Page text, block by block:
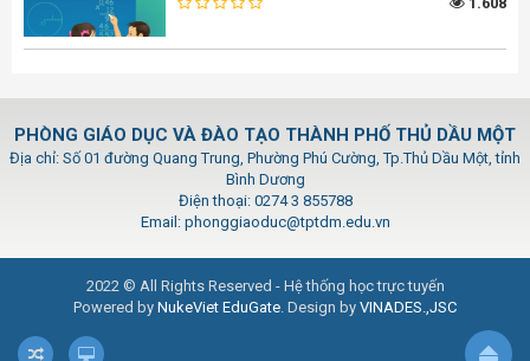
PHÒNG GIÁO DỤC VÀ ĐÀO TẠO THÀNH PHỐ THỦ DẦU MỘT
Địa chỉ: Số 01 đường Quang Trung, Phường Phú Cường, Tp.Thủ Dầu Một, tỉnh
Bình Dương
Điện thoại: 0274 3 855788
Email: phonggiaoduc@tptdm.edu.vn
2022 © All Rights Reserved - Hệ thống học trực tuyến
Powered by NukeViet EduGate. Design by VINADES.,JSC